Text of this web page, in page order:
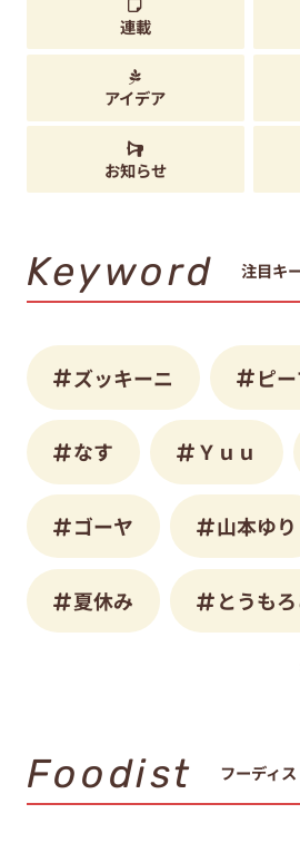
連載
アイデア
お知らせ
Keyword 注目キ
ズッキーニ ピ
なす Ｙｕｕ
ゴーヤ 山本ゆり
夏休み とうも
Foodist フーディ